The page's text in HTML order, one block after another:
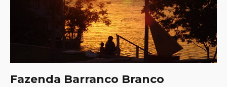
Fazenda Barranco Branco